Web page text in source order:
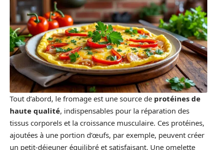
Tout d’abord, le fromage est une source de protéines de
haute qualité, indispensables pour la réparation des
tissus corporels et la croissance musculaire. Ces protéines,
ajoutées à une portion d’œufs, par exemple, peuvent créer
un petit-déjeuner équilibré et satisfaisant. Une omelette